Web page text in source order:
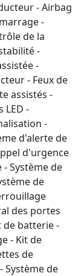
- Airbag
-
de la
-
-
- Feux de
assistés -
LED -
-
d'alerte de
d'urgence
Système de
de
des portes
de batterie -
- Kit de
de
Système de